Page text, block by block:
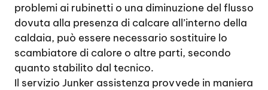
problemi ai rubinetti o una diminuzione del flusso
dovuta alla presenza di calcare all’interno della
caldaia, può essere necessario sostituire lo
scambiatore di calore o altre parti, secondo
quanto stabilito dal tecnico.
Il servizio Junker assistenza provvede in maniera